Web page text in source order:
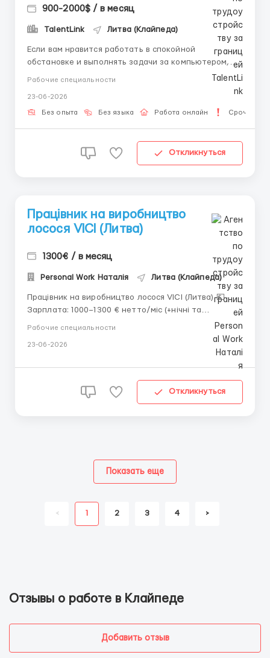
900-2000$ / в месяц
TalentLink Литва (Клайпеда)
Если вам нравится работать в спокойной
обстановке и выполнять задачи за компьютером,
эта вакансия может вам подойти. Мы предлагаем: •
Работу без офиса и поездок. • Пошаговое обучение.
• Помощь команды на старте. • Перспективы
профессионального роста. Что входит в рабо...
Рабочие специальности
23-06-2026
Без опыта Без языка Работа онлайн Срочная
Откликнуться
Працівник на виробництво
лосося VICI (Литва)
1300€ / в месяц
Personal Work Наталія Литва (Клайпеда)
Працівник на виробництво лосося VICI (Литва) 💶
Зарплата: 1000–1300 € нетто/міс (+нічні та
понаднормові) 🕗 Графік: 12 год/день, денні та нічні
Проживання безкоштовне, Wi-Fi, холодильник,
Рабочие специальности
23-06-2026
Откликнуться
< 1 2 3 4 >
Показать еще
Отзывы о работе в Клайпеде
Добавить отзыв